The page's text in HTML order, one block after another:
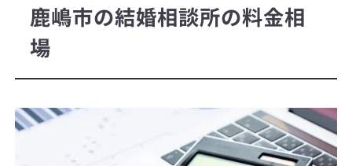
鹿嶋市の結婚相談所の料金相
場